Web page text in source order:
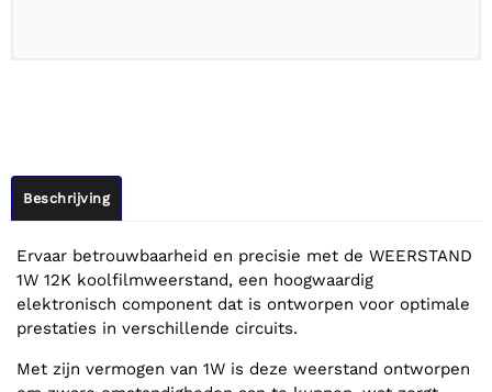
Beschrijving
Ervaar betrouwbaarheid en precisie met de WEERSTAND
1W 12K koolfilmweerstand, een hoogwaardig
elektronisch component dat is ontworpen voor optimale
prestaties in verschillende circuits.
Met zijn vermogen van 1W is deze weerstand ontworpen